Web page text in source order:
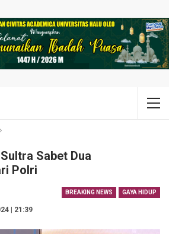
Sabet Dua
Polri
BREAKING NEWS GAYA HIDUP
| 21:39